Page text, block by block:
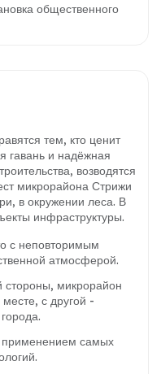
общественного
тем, кто ценит
гавань и надёжная
возводятся
микрорайона Стрижи
в окружении леса. В
инфраструктуры.
с неповторимым
атмосферой.
стороны, микрорайон
месте, с другой -
самых